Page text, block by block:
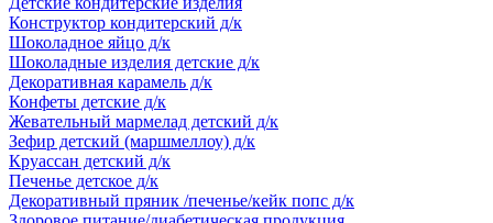
Конструктор кондитерский д/к
Шоколадное яйцо д/к
Шоколадные изделия детские д/к
Декоративная карамель д/к
Конфеты детские д/к
Жевательный мармелад детский д/к
Зефир детский (маршмеллоу) д/к
Круассан детский д/к
Печенье детское д/к
Декоративный пряник /печенье/кейк попс д/к